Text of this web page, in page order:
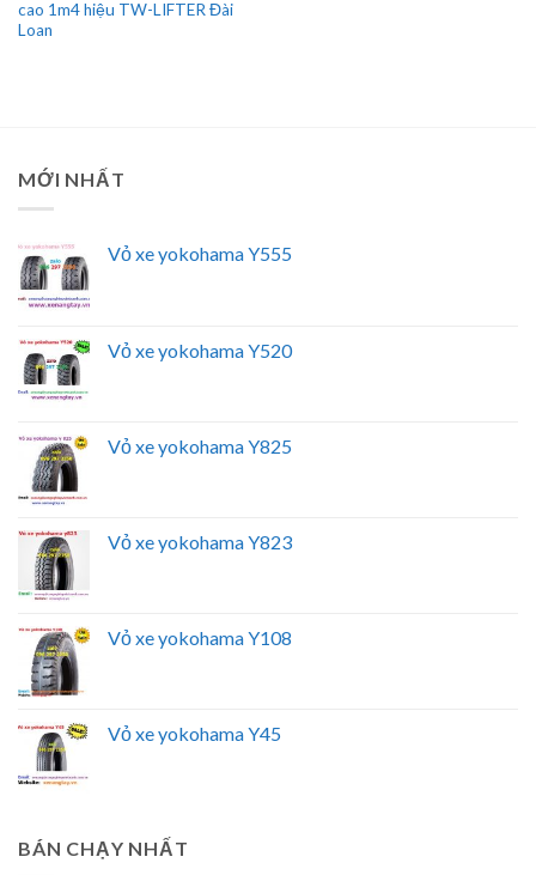
cao 1m4 hiệu TW-LIFTER Đài
Loan
MỚI NHẤT
Vỏ xe yokohama Y555
Vỏ xe yokohama Y520
Vỏ xe yokohama Y825
Vỏ xe yokohama Y823
Vỏ xe yokohama Y108
Vỏ xe yokohama Y45
BÁN CHẠY NHẤT